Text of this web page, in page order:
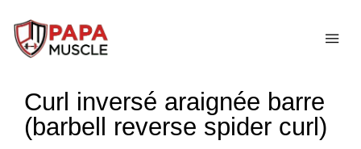
passer
principalCurl inversé araignée barre
(barbell reverse spider curl)